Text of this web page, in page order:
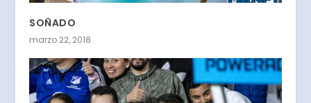
SOÑADO
marzo 22, 2018